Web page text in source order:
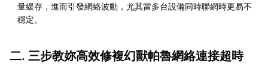
量緩存，進而引發網絡波動，尤其當多台設備同時聯網時更易不
穩定。
二. 三步教妳高效修複幻獸帕魯網絡連接超時